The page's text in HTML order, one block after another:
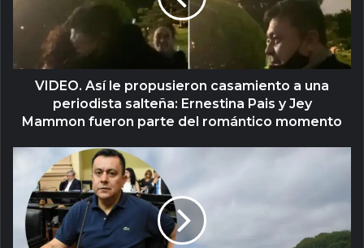
VIDEO. Así le propusieron casamiento a una
periodista salteña: Ernestina Pais y Jey
Mammon fueron parte del romántico momento